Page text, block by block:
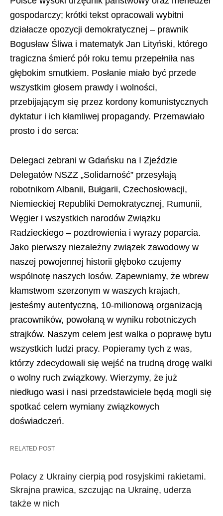
gospodarczy; krótki tekst opracowali wybitni
działacze opozycji demokratycznej – prawnik
Bogusław Śliwa i matematyk Jan Lityński, którego
tragiczna śmierć pół roku temu przepełniła nas
głębokim smutkiem. Posłanie miało być przede
wszystkim głosem prawdy i wolności,
przebijającym się przez kordony komunistycznych
dyktatur i ich kłamliwej propagandy. Przemawiało
prosto i do serca:
Delegaci zebrani w Gdańsku na I Zjeździe
Delegatów NSZZ „Solidarność” przesyłają
robotnikom Albanii, Bułgarii, Czechosłowacji,
Niemieckiej Republiki Demokratycznej, Rumunii,
Węgier i wszystkich narodów Związku
Radzieckiego – pozdrowienia i wyrazy poparcia.
Jako pierwszy niezależny związek zawodowy w
naszej powojennej historii głęboko czujemy
wspólnotę naszych losów. Zapewniamy, że wbrew
kłamstwom szerzonym w waszych krajach,
jesteśmy autentyczną, 10-milionową organizacją
pracowników, powołaną w wyniku robotniczych
strajków. Naszym celem jest walka o poprawę bytu
wszystkich ludzi pracy. Popieramy tych z was,
którzy zdecydowali się wejść na trudną drogę walki
o wolny ruch związkowy. Wierzymy, że już
niedługo wasi i nasi przedstawiciele będą mogli się
spotkać celem wymiany związkowych
doświadczeń.
RELATED POST
Polacy z Ukrainy cierpią pod rosyjskimi rakietami.
Skrajna prawica, szczując na Ukrainę, uderza
także w nich